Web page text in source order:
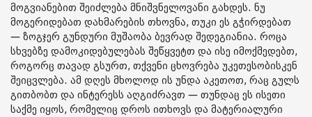
მოგვიანებით შეიძლება მნიშვნელოვანი გახდეს. ნუ
მოგერიდებათ დახმარების თხოვნა, თუკი ეს გჭირდებათ
— ზოგჯერ გუნდური მუშაობა ბევრად შედეგიანია. როცა
სხვებზე დამოკიდებულებას შეწყვეტთ და ისე იმოქმედებთ,
როგორც თავად გსურთ, თქვენი ცხოვრება უკეთესობისკენ
შეიცვლება. ამ დღეს მხოლოდ ის უნდა აკეთოთ, რაც გულს
გითბობთ და ინტერესს აღგიძრავთ — თუნდაც ეს ისეთი
საქმე იყოს, რომელიც დროს ითხოვს და მატერიალური